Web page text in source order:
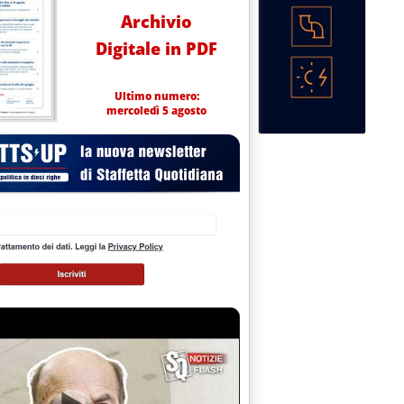
Archivio
Digitale in PDF
Ultimo numero:
mercoledì 5 agosto